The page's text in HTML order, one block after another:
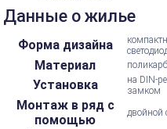
Данные о жилье
Форма дизайна
Материал
Установка
на DIN-
замком
Монтаж в ряд с
помощью
двойной